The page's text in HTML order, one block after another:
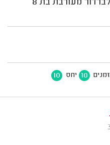
אילוף לבית עבור לברדור מעורבת בת 8
זמנים 10 יחס 10